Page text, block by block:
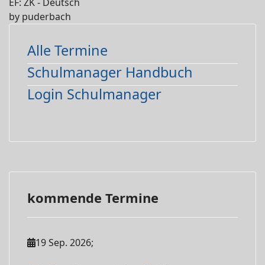
by puderbach
Alle Termine
Schulmanager Handbuch
Login Schulmanager
kommende Termine
19 Sep. 2026;